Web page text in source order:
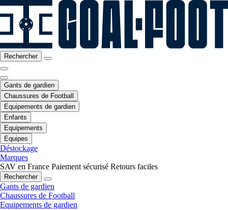
Rechercher
Gants de gardien
Chaussures de Football
Equipements de gardien
Enfants
Equipements
Equipes
Déstockage
Marques
SAV en France Paiement sécurisé Retours faciles
Rechercher
Gants de gardien
Chaussures de Football
Equipements de gardien